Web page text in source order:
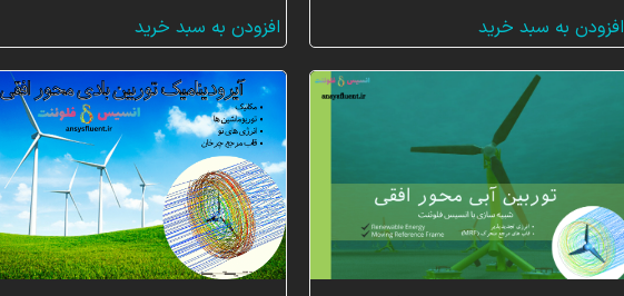
افزودن به سبد خرید افزودن به سبد خرید